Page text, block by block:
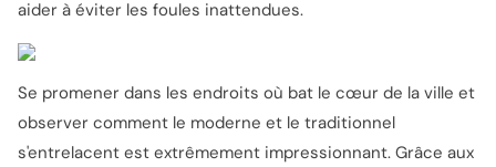
aider à éviter les foules inattendues.
Se promener dans les endroits où bat le cœur de la ville et
observer comment le moderne et le traditionnel
s'entrelacent est extrêmement impressionnant. Grâce aux